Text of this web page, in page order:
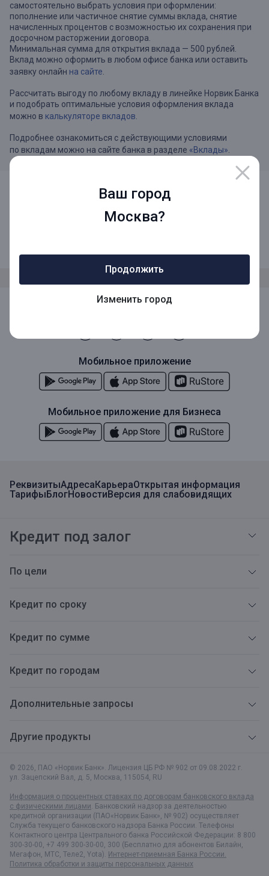
Ваш город
Москва?
Продолжить
Изменить город
самостоятельно выбрать условия при оформлении:
пополнение или частичное снятие суммы вклада, снятие
начисленных процентов с возможностью их сохранения при
досрочном расторжении договора.
Минимальная сумма для открытия вклада — 500 рублей.
Вклад можно оформить в любом офисе банка или оставить
заявку онлайн на сайте
Рассчитать выгоду по любому вкладу в линейке Норвик Банка
и подобрать оптимальные условия оформления вклада
можно в калькуляторе вкладов
Подробнее ознакомиться с действующими условиями
по вкладам можно на сайте банка в разделе «Вклады»
Звонок по России бесплатный
© 2026, ПАО «Норвик Банк». Лицензия ЦБ РФ № 902 от 09.08.2022 г.
ул. Зацепский Вал, д. 5, Москва, 115054, RU
Информация о процентных ставках по договорам банковского вклада
с физическими лицами. Банковский надзор за деятельностью
кредитной организации (ПАО«Норвик Банк», № 902) осуществляет
Служба текущего банковского надзора Банка России. Телефоны
Контактного центра Центрального банка Российской Федерации: 8 800
300-30-00, +7 499 300-30-00, 300 (Бесплатно для абонентов Билайн,
Мегафон, МТС, Теле2, Yota). Интернет-приемная Банка России.
Политика обработки и защиты персональных данных
РеквизитыАдресаКарьераОткрытая информация
ТарифыБлогНовостиВерсия для слабовидящих
Кредит под залог
По цели
Кредит по сроку
Кредит по сумме
Кредит по городам
Дополнительные запросы
Другие продукты
Мобильное приложение
Мобильное приложение для Бизнеса